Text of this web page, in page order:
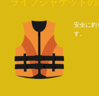
安全に釣
す。